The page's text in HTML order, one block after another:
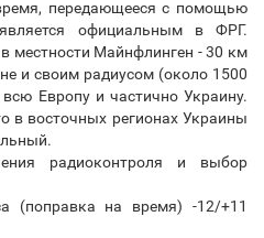
передающееся с помощью
является официальным в ФРГ.
местности Майнфлинген - 30 км
и своим радиусом (около 1500
Европу и частично Украину.
в восточных регионах Украины
радиоконтроля и выбор
(поправка на время) -12/+11